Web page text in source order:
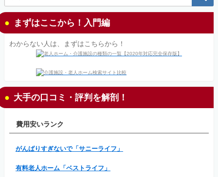
まずはここから！入門編
わからない人は、まずはこちらから！
大手の口コミ・評判を解剖！
費用安いランク
がんばりすぎないで「サニーライフ」
有料老人ホーム「ベストライフ」